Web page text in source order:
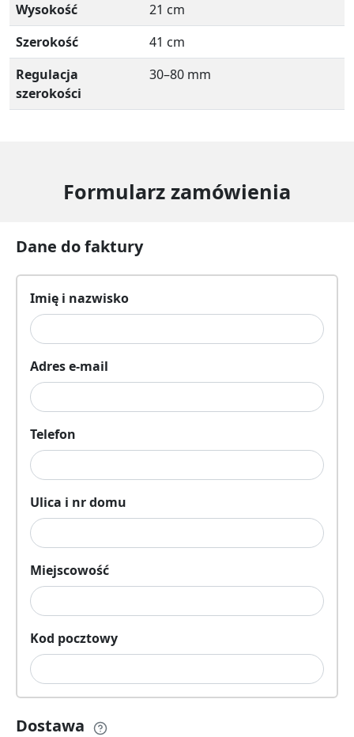
Wysokość
21 cm
Szerokość
41 cm
Regulacja
szerokości
30–80 mm
Formularz zamówienia
Dane do faktury
Imię i nazwisko
Adres e-mail
Telefon
Ulica i nr domu
Miejscowość
Kod pocztowy
Dostawa